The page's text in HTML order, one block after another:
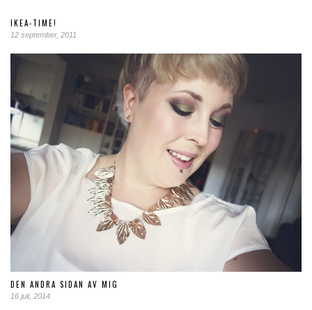
IKEA-TIME!
12 september, 2011
DEN ANDRA SIDAN AV MIG
16 juli, 2014